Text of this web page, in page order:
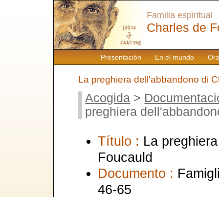
Presentación En el mundo
Familia espiritual
Charles de
La preghiera dell'abbandono di
Acogida >
preghiera
Título : La
Foucauld
Documento :
46-65